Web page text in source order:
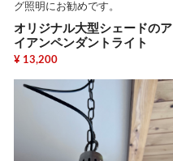
グ照明にお勧めです。
オリジナル大型シェードのア
イアンペンダントライト
¥ 13,200